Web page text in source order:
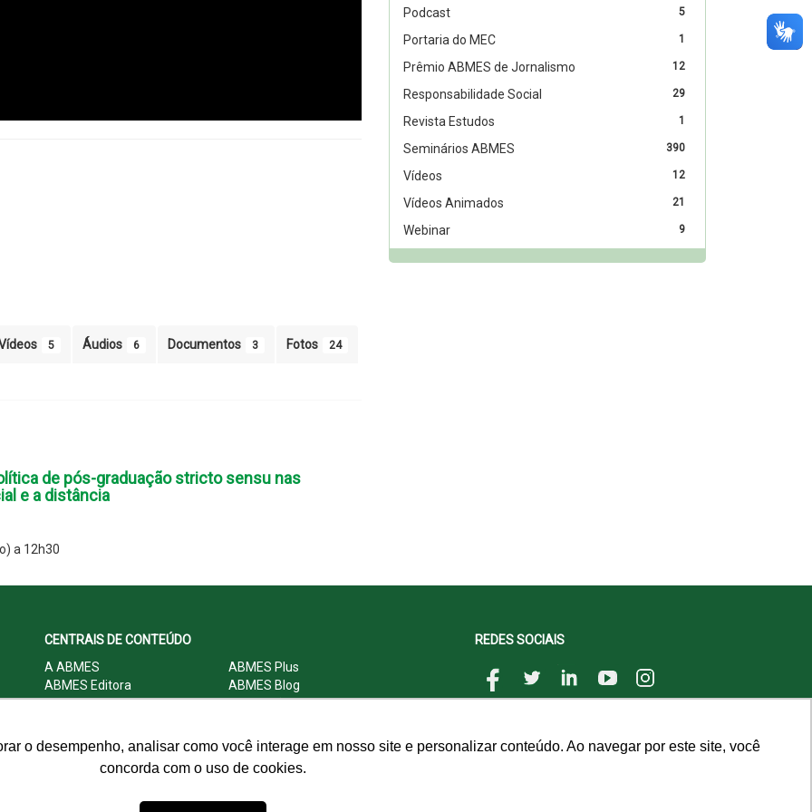
o desempenho, analisar como você interage em nosso site e personalizar conteúdo. Ao navegar por este site, você
concorda com o uso de cookies.
5 Áudios 6 Documentos 3 Fotos 24
de pós-graduação stricto sensu nas
e a distância
a 12h30
5
Podcast
1
Portaria do MEC
12
Prêmio ABMES de Jornalismo
29
Responsabilidade Social
1
Revista Estudos
390
Seminários ABMES
12
Vídeos
21
Vídeos Animados
9
Webinar
CENTRAIS DE CONTEÚDO
A ABMES
ABMES Plus
ABMES Editora
ABMES Blog
ABMES LInC
Legislação
Central do Associado ABMES
Contato
REDES SOCIAIS
© 2009 - 2026 ABMES. Todos os direitos reservados.